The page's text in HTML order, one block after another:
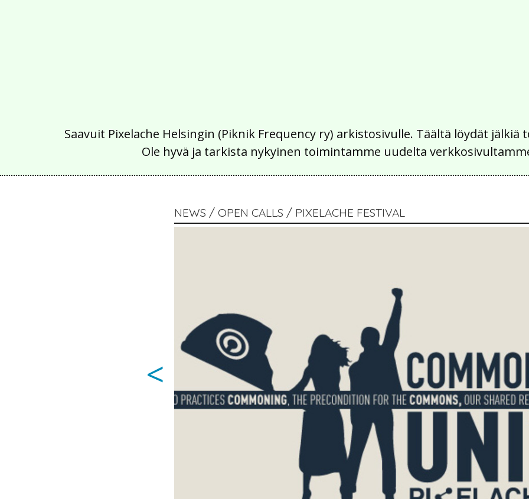
Saavuit Pixelache Helsingin (Piknik Frequency ry) arkistosivulle. Täältä löydät
Ole hyvä ja tarkista nykyinen toimintamme uudelta
NEWS / OPEN CALLS / PIXELACHE FESTIVAL
<